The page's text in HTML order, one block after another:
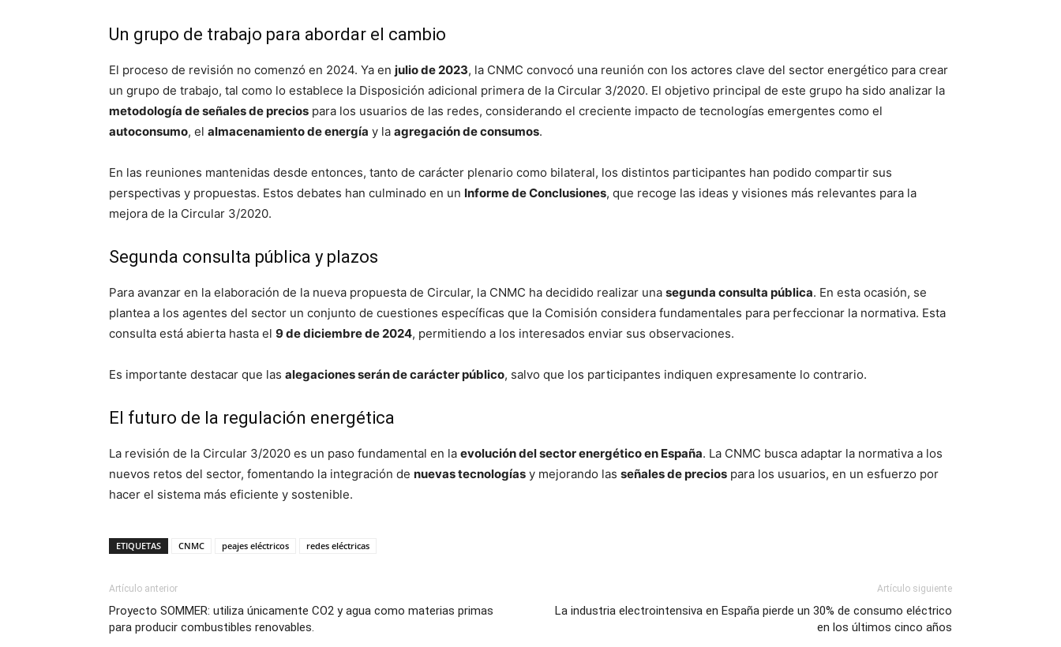
Un grupo de trabajo para abordar el cambio
El proceso de revisión no comenzó en 2024. Ya en julio de 2023, la CNMC convocó una reunión con los actores clave del sector energético para crear
un grupo de trabajo, tal como lo establece la Disposición adicional primera de la Circular 3/2020. El objetivo principal de este grupo ha sido analizar la
metodología de señales de precios para los usuarios de las redes, considerando el creciente impacto de tecnologías emergentes como el
autoconsumo, el almacenamiento de energía y la agregación de consumos.
En las reuniones mantenidas desde entonces, tanto de carácter plenario como bilateral, los distintos participantes han podido compartir sus
perspectivas y propuestas. Estos debates han culminado en un Informe de Conclusiones, que recoge las ideas y visiones más relevantes para la
mejora de la Circular 3/2020.
Segunda consulta pública y plazos
Para avanzar en la elaboración de la nueva propuesta de Circular, la CNMC ha decidido realizar una segunda consulta pública. En esta ocasión, se
plantea a los agentes del sector un conjunto de cuestiones específicas que la Comisión considera fundamentales para perfeccionar la normativa. Esta
consulta está abierta hasta el 9 de diciembre de 2024, permitiendo a los interesados enviar sus observaciones.
Es importante destacar que las alegaciones serán de carácter público, salvo que los participantes indiquen expresamente lo contrario.
El futuro de la regulación energética
La revisión de la Circular 3/2020 es un paso fundamental en la evolución del sector energético en España. La CNMC busca adaptar la normativa a los
nuevos retos del sector, fomentando la integración de nuevas tecnologías y mejorando las señales de precios para los usuarios, en un esfuerzo por
hacer el sistema más eficiente y sostenible.
ETIQUETAS CNMC peajes eléctricos redes eléctricas
Artículo anterior
Proyecto SOMMER: utiliza únicamente CO2 y agua como materias primas
para producir combustibles renovables.
Artículo siguiente
La industria electrointensiva en España pierde un 30% de consumo eléctrico
en los últimos cinco años